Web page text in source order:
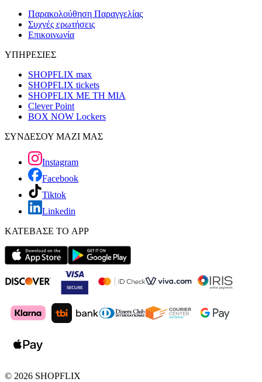
Παρακολούθηση Παραγγελίας
Συχνές ερωτήσεις
Επικοινωνία
ΥΠΗΡΕΣΙΕΣ
SHOPFLIX max
SHOPFLIX tickets
SHOPFLIX ΜΕ ΤΗ ΜΙΑ
Clever Point
BOX NOW Lockers
ΣΥΝΔΕΣΟΥ ΜΑΖΙ ΜΑΣ
Instagram
Facebook
Tiktok
Linkedin
ΚΑΤΕΒΑΣΕ ΤΟ APP
© 2026 SHOPFLIX